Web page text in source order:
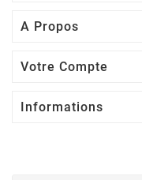
A Propos
Votre Compte
Informations